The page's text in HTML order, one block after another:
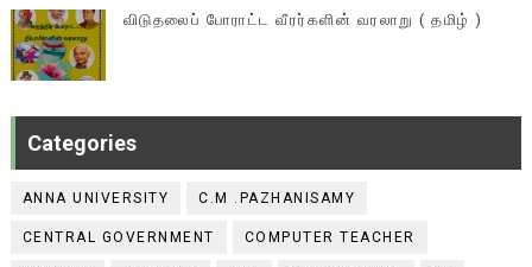
விடுதலைப் போராட்ட வீரர்களின் வரலாறு ( தமிழ் )
Categories
ANNA UNIVERSITY C.M .PAZHANISAMY
CENTRAL GOVERNMENT COMPUTER TEACHER